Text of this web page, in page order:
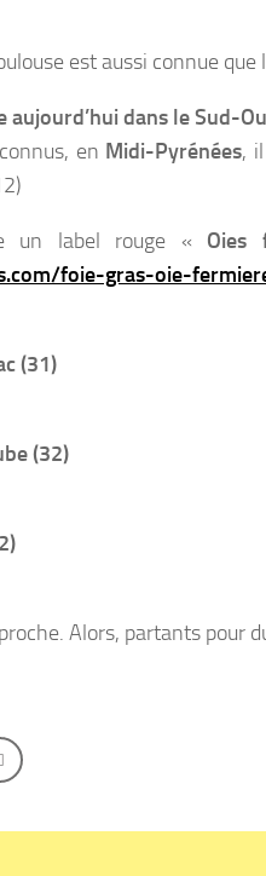
est aussi connue que
dans le Sud-
en Midi-Pyrénées,
un label rouge « Oies
foie-gras-oie-
(31)
(32)
Alors, partants pour